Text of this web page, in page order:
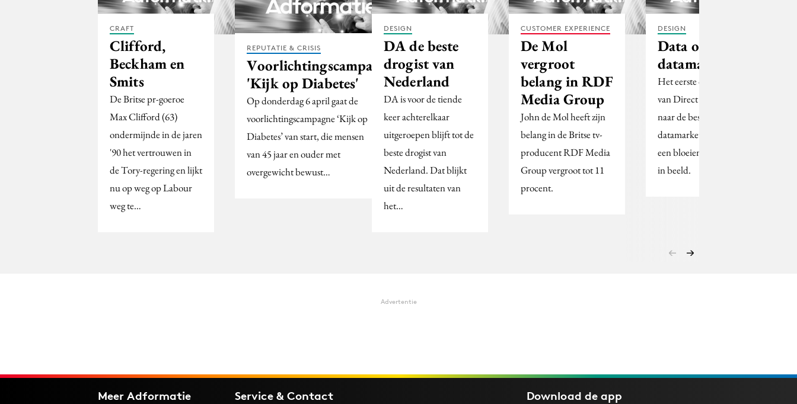
CRAFT
Clifford,
Beckham en
Smits
De Britse pr-goeroe
Max Clifford (63)
ondermijnde in de jaren
'90 het vertrouwen in
de Tory-regering en lijkt
nu op weg op Labour
weg te…
REPUTATIE & CRISIS
Voorlichtingscampagne
'Kijk op Diabetes'
Op donderdag 6 april gaat de
voorlichtingscampagne ‘Kijk op
Diabetes’ van start, die mensen
van 45 jaar en ouder met
overgewicht bewust…
DESIGN
DA de beste
drogist van
Nederland
DA is voor de tiende
keer achterelkaar
uitgeroepen blijft tot de
beste drogist van
Nederland. Dat blijkt
uit de resultaten van
het…
CUSTOMER EXPERIENCE
De Mol
vergroot
belang in RDF
Media Group
John de Mol heeft zijn
belang in de Britse tv-
producent RDF Media
Group vergroot tot 11
procent.
DESIGN
Data over
datamarketing
Het eerste onderzoek
van Direct Response
naar de bestedingen van
datamarketeers brengt
een bloeiende branche
in beeld.
Advertentie
Meer Adformatie Service & Contact Download deapp